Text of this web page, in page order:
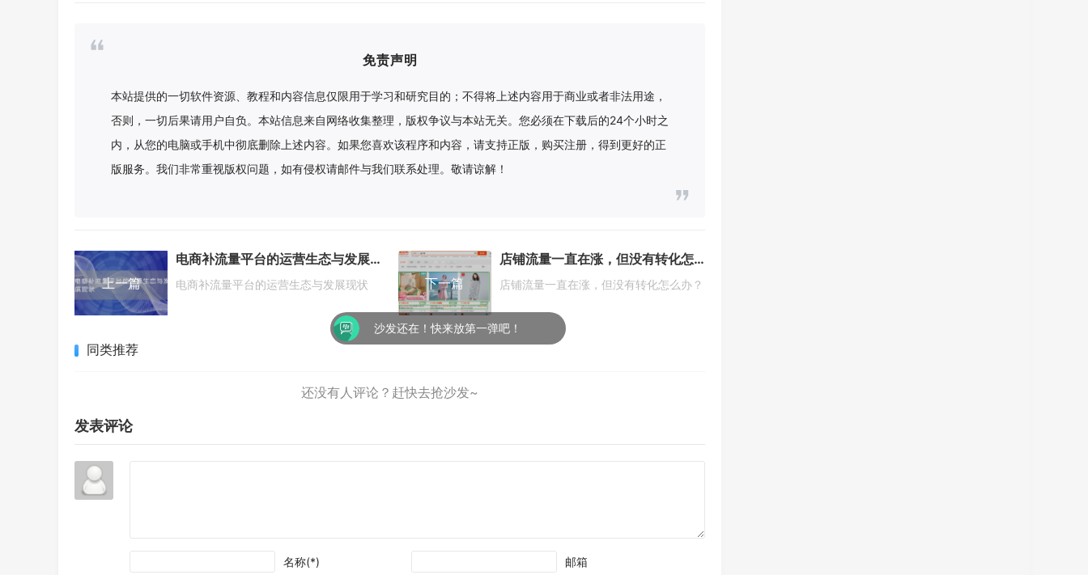
免责声明
本站提供的一切软件资源、教程和内容信息仅限用于学习和研究目的；不得将上述内容用于商业或者非法用途，
否则，一切后果请用户自负。本站信息来自网络收集整理，版权争议与本站无关。您必须在下载后的24个小时之
内，从您的电脑或手机中彻底删除上述内容。如果您喜欢该程序和内容，请支持正版，购买注册，得到更好的正
版服务。我们非常重视版权问题，如有侵权请邮件与我们联系处理。敬请谅解！
上一篇
电商补流量平台的运营生态与发展现状
电商补流量平台的运营生态与发展现状 下一篇
店铺流量一直在涨，但没有转化怎么办？
店铺流量一直在涨，但没有转化怎么办？
同类推荐
发表评论
名称(*) 邮箱
沙发还在！快来放第一弹吧！